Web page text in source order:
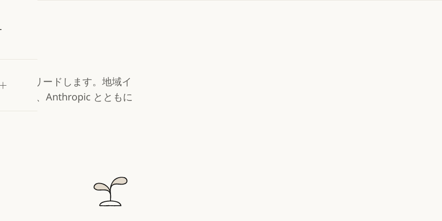
し、リードします。地域イ
つなぎ、Anthropic とともに